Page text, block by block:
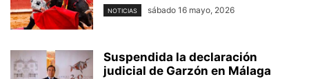
NOTICIAS sábado 16 mayo, 2026
Suspendida la declaración
judicial de Garzón en Málaga